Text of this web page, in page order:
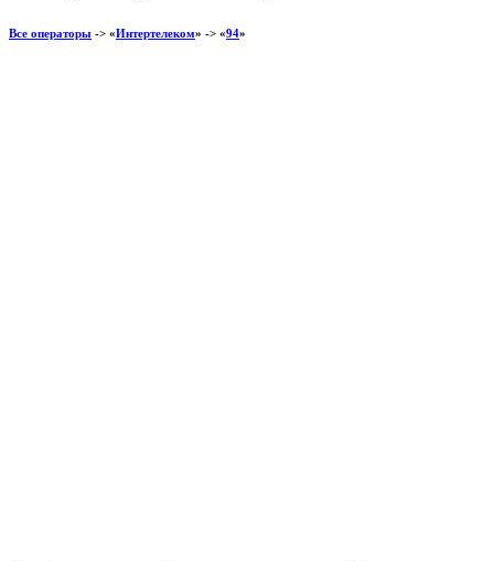
Все операторы -> «Интертелеком» -> «94»